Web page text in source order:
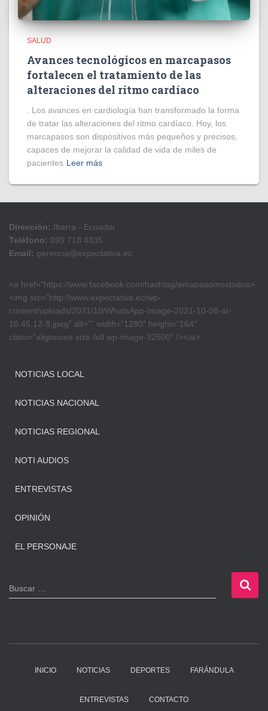
SALUD
Avances tecnológicos en marcapasos
fortalecen el tratamiento de las
alteraciones del ritmo cardíaco
. Los avances en cardiología han transformado la forma
de tratar las alteraciones del ritmo cardíaco. Hoy, los
marcapasos son dispositivos más pequeños y precisos,
capaces de mejorar la calidad de vida de miles de
pacientes Leer más
Dirección: Ibarra - Ecuador
Teléfono: 099 718 4835
Email: gerencia@expectativa.ec
<a href=”https://www.facebook.com/hashtag/emapasomostodos>
<img src=”http://www.expectativa.ec/wp-
content/uploads/2021/10/WhatsApp-Image-2021-10-08-at-
10.45.12-8.jpeg” alt=”” width=”1280″ height=”164″
class=”alignnone size-full wp-image-32500″ /></a>
NOTICIAS LOCAL
NOTICIAS NACIONAL
NOTICIAS REGIONAL
NOTI AUDIOS
ENTREVISTAS
OPINIÓN
EL PERSONAJE
B
u
Buscar …
INICIO NOTICIAS DEPORTES FARÁNDULA
ENTREVISTAS CONTACTO